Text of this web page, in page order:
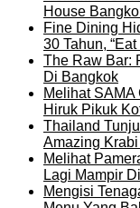
House
Fine Dining
30 Tahun,
The Raw Bar:
Di Bangkok
Melihat SAMA
Hiruk Pikuk
Thailand
Amazing
Melihat
Lagi Mampir
Mengisi